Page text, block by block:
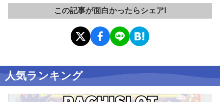
この記事が面白かったらシェア!
人気ランキング